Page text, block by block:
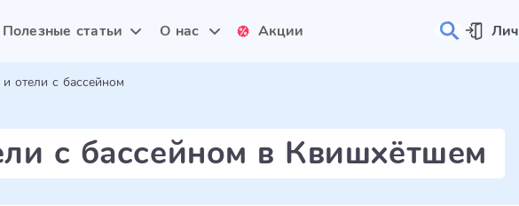
Полезные статьи О нас Акции
отели с бассейном
с бассейном в Квишхётшем